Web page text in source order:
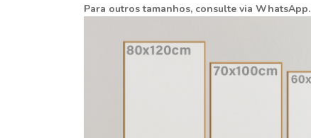
Para outros tamanhos, consulte via WhatsApp.